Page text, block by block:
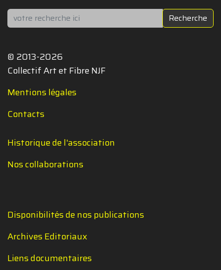
Rechercher Recherche
© 2013-2026
Collectif Art et Fibre NJF
Mentions légales
Contacts
Historique de l'association
Nos collaborations
Disponibilités de nos publications
Archives Editoriaux
Liens documentaires